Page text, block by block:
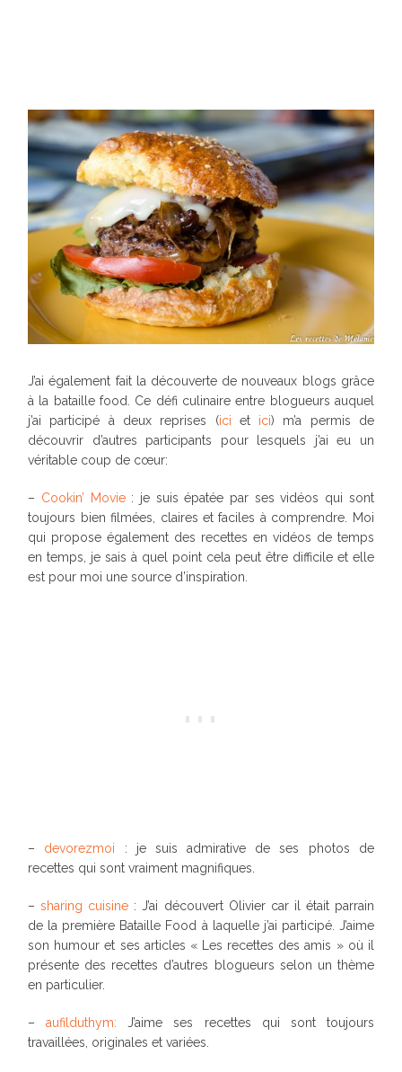
J’ai également fait la découverte de nouveaux blogs grâce
à la bataille food. Ce défi culinaire entre blogueurs auquel
j’ai participé à deux reprises (ici et ici) m’a permis de
découvrir d’autres participants pour lesquels j’ai eu un
véritable coup de cœur:
– Cookin’ Movie : je suis épatée par ses vidéos qui sont
toujours bien filmées, claires et faciles à comprendre. Moi
qui propose également des recettes en vidéos de temps
en temps, je sais à quel point cela peut être difficile et elle
est pour moi une source d’inspiration.
– devorezmoi : je suis admirative de ses photos de
recettes qui sont vraiment magnifiques.
–sharing cuisine : J’ai découvert Olivier car il était parrain
de la première Bataille Food à laquelle j’ai participé. J’aime
son humour et ses articles « Les recettes des amis » où il
présente des recettes d’autres blogueurs selon un thème
en particulier.
–aufilduthym: J’aime ses recettes qui sont toujours
travaillées, originales et variées.